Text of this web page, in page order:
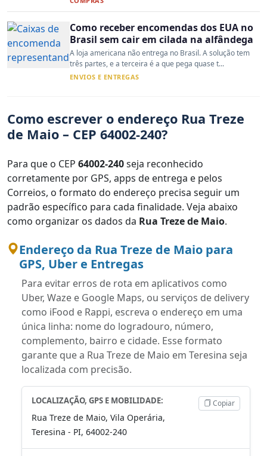
Como receber encomendas dos EUA no
Brasil sem cair em cilada na alfândega
A loja americana não entrega no Brasil. A solução tem
três partes, e a terceira é a que pega quase t...
ENVIOS E ENTREGAS
Como escrever o endereço Rua Treze
de Maio – CEP 64002-240?
Para que o CEP 64002-240seja reconhecido
corretamente por GPS, apps de entrega e pelos
Correios, o formato do endereço precisa seguir um
padrão específico para cada finalidade. Veja abaixo
como organizar os dados da Rua Treze de Maio.
Endereço da Rua Treze de Maio para
GPS, Uber e Entregas
Para evitar erros de rota em aplicativos como
Uber, Waze e Google Maps, ou serviços de delivery
como iFood e Rappi, escreva o endereço em uma
única linha: nome do logradouro, número,
complemento, bairro e cidade. Esse formato
garante que a Rua Treze de Maio em Teresina seja
localizada com precisão.
LOCALIZAÇÃO, GPS E MOBILIDADE:
Rua Treze de Maio, Vila Operária,
Teresina - PI, 64002-240
Copiar